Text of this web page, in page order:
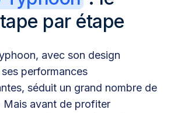
par étape
avec son design
performances
séduit un grand nombre de
Mais avant de profiter